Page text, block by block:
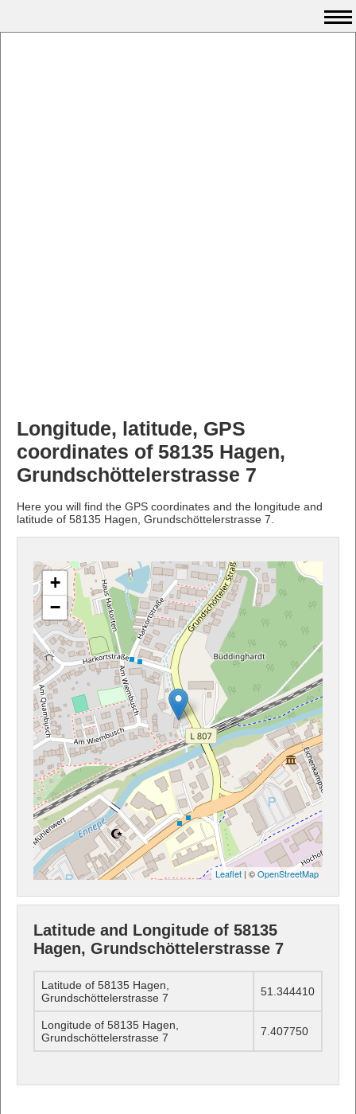
Longitude, latitude, GPS
coordinates of 58135 Hagen,
Grundschöttelerstrasse 7
Here you will find the GPS coordinates and the longitude and
latitude of 58135 Hagen, Grundschöttelerstrasse 7.
+
−
Leaflet | ©OpenStreetMap
Latitude and Longitude of 58135
Hagen, Grundschöttelerstrasse 7
Latitude of 58135 Hagen,
Grundschöttelerstrasse 7
51.344410
Longitude of 58135 Hagen,
Grundschöttelerstrasse 7
7.407750